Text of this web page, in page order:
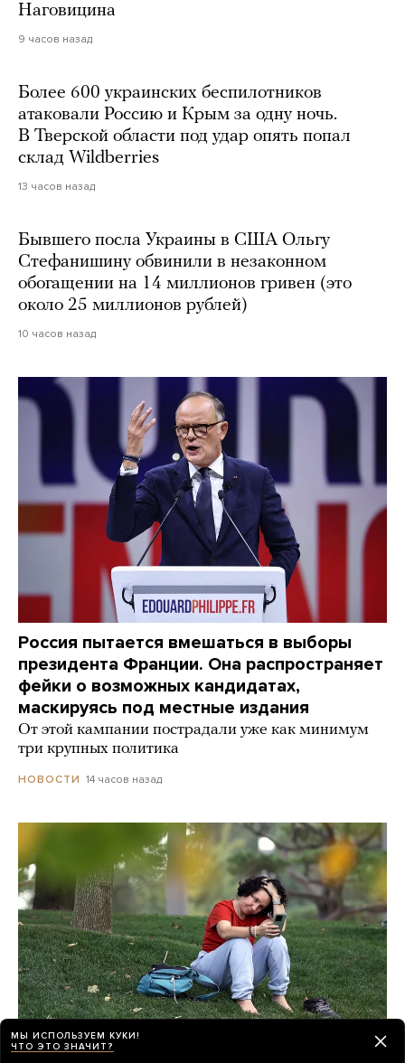
Наговицина
9 часов назад
Более 600 украинских беспилотников
атаковали Россию и Крым за одну ночь.
В Тверской области под удар опять попал
склад Wildberries
13 часов назад
Бывшего посла Украины в США Ольгу
Стефанишину обвинили в незаконном
обогащении на 14 миллионов гривен (это
около 25 миллионов рублей)
10 часов назад
Россия пытается вмешаться в выборы
президента Франции. Она распространяет
фейки о возможных кандидатах,
маскируясь под местные издания
От этой кампании пострадали уже как минимум
три крупных политика
НОВОСТИ 14 часов назад
МЫ ИСПОЛЬЗУЕМ КУКИ!
ЧТО ЭТО ЗНАЧИТ?